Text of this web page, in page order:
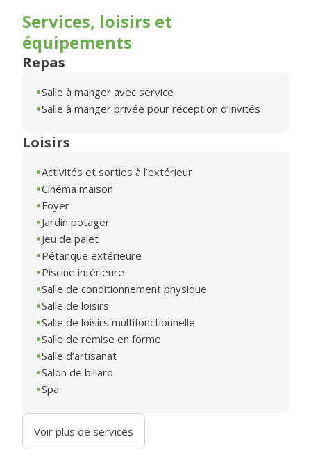
Services, loisirs et
équipements
Repas
Salle à manger avec service
Salle à manger privée pour réception d’invités
Loisirs
Activités et sorties à l’extérieur
Cinéma maison
Foyer
Jardin potager
Jeu de palet
Pétanque extérieure
Piscine intérieure
Salle de conditionnement physique
Salle de loisirs
Salle de loisirs multifonctionnelle
Salle de remise en forme
Salle d’artisanat
Salon de billard
Spa
Voir plus de services